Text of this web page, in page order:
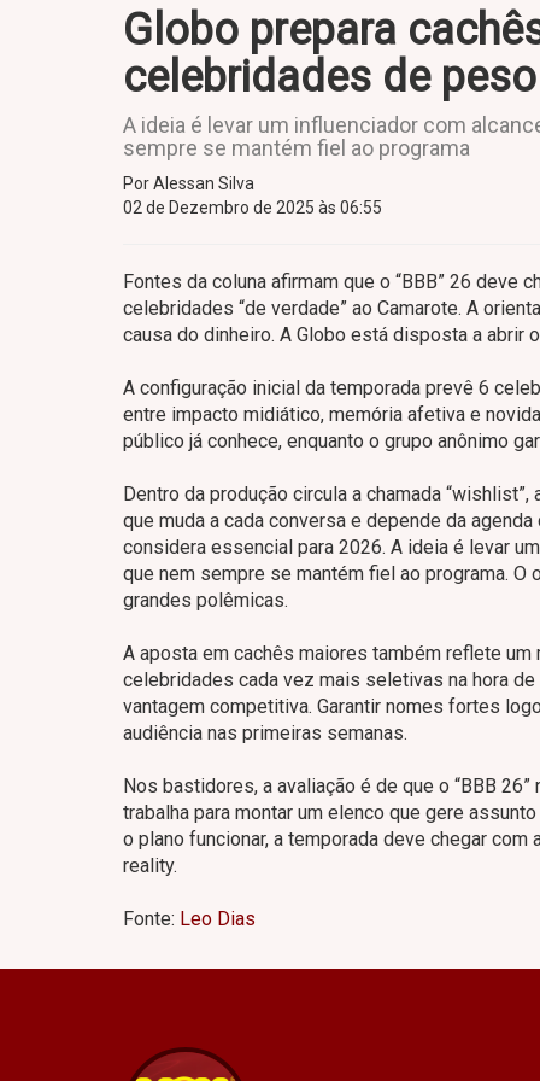
Globo prepara
celebridades de
A ideia é levar um influenciador com
sempre se mantém fiel ao programa
Por Alessan Silva
02 de Dezembro de 2025 às 06:55
Fontes da coluna afirmam que o “BBB” 26
celebridades “de verdade” ao Camarote. A
causa do dinheiro. A Globo está disposta a abrir
A configuração inicial da temporada prevê 6
entre impacto midiático, memória afetiva e
público já conhece, enquanto o grupo anônimo
Dentro da produção circula a chamada
que muda a cada conversa e depende da
considera essencial para 2026. A ideia é levar
que nem sempre se mantém fiel ao programa.
grandes polêmicas.
A aposta em cachês maiores também reflete
celebridades cada vez mais seletivas na hora de
vantagem competitiva. Garantir nomes fortes
audiência nas primeiras semanas.
Nos bastidores, a avaliação é de que o “BBB
trabalha para montar um elenco que gere
o plano funcionar, a temporada deve chegar
reality.
Fonte: Leo Dias